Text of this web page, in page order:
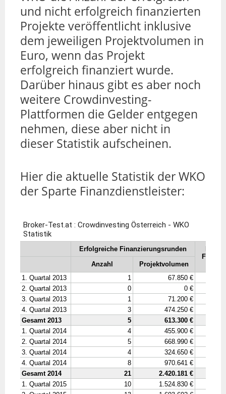
und nicht erfolgreich finanzierten
Projekte veröffentlicht inklusive
dem jeweiligen Projektvolumen in
Euro, wenn das Projekt
erfolgreich finanziert wurde.
Darüber hinaus gibt es aber noch
weitere Crowdinvesting-
Plattformen die Gelder entgegen
nehmen, diese aber nicht in
dieser Statistik aufscheinen.
Hier die aktuelle Statistik der WKO
der Sparte Finanzdienstleister: